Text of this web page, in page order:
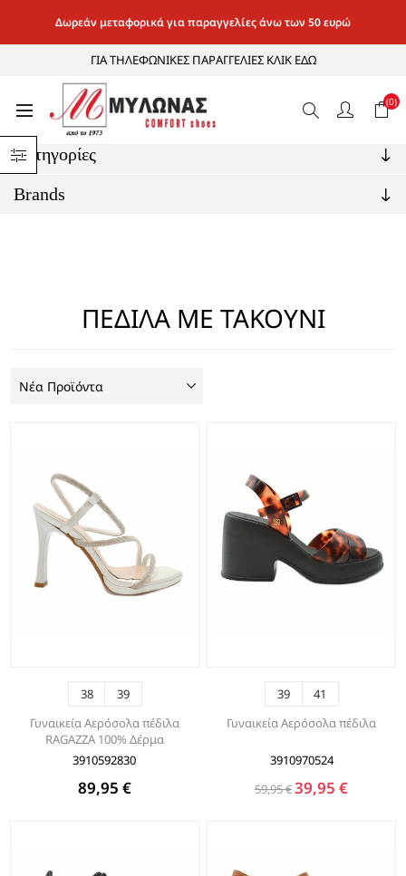
Δωρεάν μεταφορικά για παραγγελίες άνω των 50 ευρώ
ΓΙΑ ΤΗΛΕΦΩΝΙΚΕΣ ΠΑΡΑΓΓΕΛΙΕΣ ΚΛΙΚ ΕΔΩ
(0)
Αρχική σελίδα / ΓΥΝΑΙΚΕΙΑ ΠΕΔΙΛΑ ΜΕ ΤΑΚΟΥΝΙ
Κατηγορίες
Brands
ΠΕΔΙΛΑ ΜΕ ΤΑΚΟΥΝΙ
38
39
Γυναικεία Αερόσολα πέδιλα
RAGAZZA 100% Δέρμα
3910592830
89,95 €
39
41
Γυναικεία Αερόσολα πέδιλα
3910970524
59,95 €39,95 €